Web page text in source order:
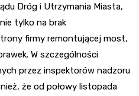
Dróg i Utrzymania Miasta,
tylko na brak
firmy remontującej most,
W szczególności
przez inspektorów nadzoru
że od połowy listopada